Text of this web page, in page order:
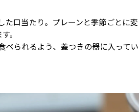
た口当たり。プレーンと季節ごとに変
。
べられるよう、蓋つきの器に入ってい